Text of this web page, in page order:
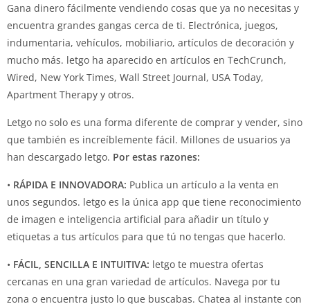
Gana dinero fácilmente vendiendo cosas que ya no necesitas y
encuentra grandes gangas cerca de ti. Electrónica, juegos,
indumentaria, vehículos, mobiliario, artículos de decoración y
mucho más. letgo ha aparecido en artículos en TechCrunch,
Wired, New York Times, Wall Street Journal, USA Today,
Apartment Therapy y otros.
Letgo no solo es una forma diferente de comprar y vender, sino
que también es increíblemente fácil. Millones de usuarios ya
han descargado letgo. Por estas razones:
• RÁPIDA E INNOVADORA: Publica un artículo a la venta en
unos segundos. letgo es la única app que tiene reconocimiento
de imagen e inteligencia artificial para añadir un título y
etiquetas a tus artículos para que tú no tengas que hacerlo.
• FÁCIL, SENCILLA E INTUITIVA: letgo te muestra ofertas
cercanas en una gran variedad de artículos. Navega por tu
zona o encuentra justo lo que buscabas. Chatea al instante con